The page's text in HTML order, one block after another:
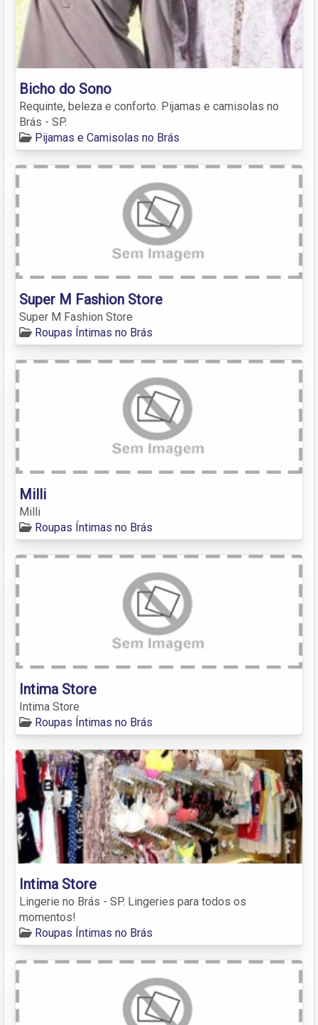
Bicho do Sono
Requinte, beleza e conforto. Pijamas e camisolas no
Brás - SP.
Pijamas e Camisolas no Brás
Super M Fashion Store
Super M Fashion Store
Roupas Íntimas no Brás
Milli
Milli
Roupas Íntimas no Brás
Intima Store
Intima Store
Roupas Íntimas no Brás
Intima Store
Lingerie no Brás - SP. Lingeries para todos os
momentos!
Roupas Íntimas no Brás